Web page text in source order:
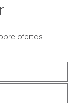
ofertas